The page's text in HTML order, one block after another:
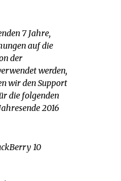
7 Jahre,
auf die
der
werden,
wir den Support
die folgenden
2016
10